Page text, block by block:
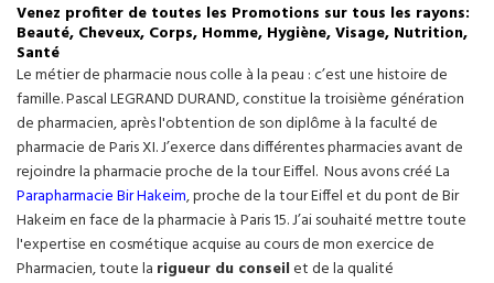
Venez profiter de toutes les Promotions sur tous les rayons:
Beauté, Cheveux, Corps, Homme, Hygiène, Visage, Nutrition,
Santé
Le métier de pharmacie nous colle à la peau : c’est une histoire de
famille. Pascal LEGRAND DURAND, constitue la troisième génération
de pharmacien, après l'obtention de son diplôme à la faculté de
pharmacie de Paris XI. J’exerce dans différentes pharmacies avant de
rejoindre la pharmacie proche de la tour Eiffel. Nous avons créé La
Parapharmacie Bir Hakeim, proche de la tourEiffelet du pont de Bir
Hakeim en face de la pharmacie à Paris 15. J’ai souhaité mettre toute
l'expertise en cosmétique acquise au cours de mon exercice de
Pharmacien, toute la rigueur du conseilet de la qualité